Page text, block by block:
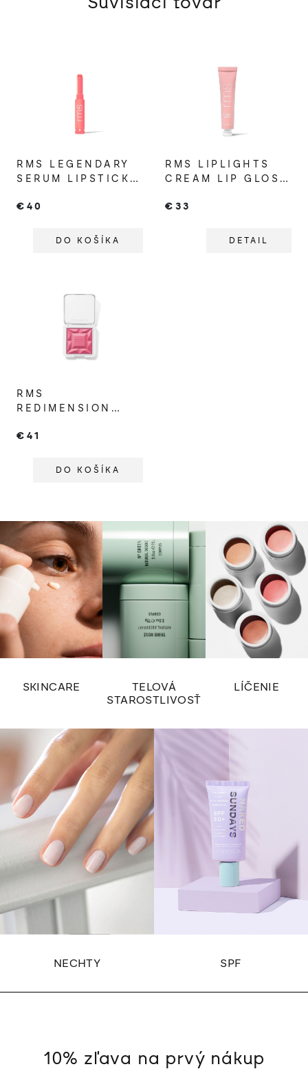
RMS LEGENDARY
SERUM LIPSTICK
€40
DO KOŠÍKA
RMS LIPLIGHTS
CREAM LIP GLOSS
€33
DETAIL
RMS
REDIMENSION
BLUSH BERMUDA
€41
DO KOŠÍKA
SKINCARE
TELOVÁ
STAROSTLIVOSŤ
LÍČENIE
NECHTY SPF
10% zľava na prvý nákup